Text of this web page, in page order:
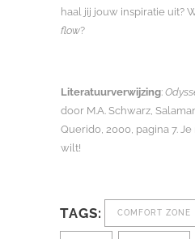
haal jij jouw inspiratie uit?
flow?
Literatuurverwijzing:
door M.A. Schwarz,
Querido, 2000, pagina 7.
wilt!
TAGS: COMFORT ZONE